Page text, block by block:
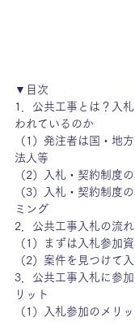
▼目次
1． 公共工事とは？入
われているのか
（1） 発注者は国・地
法人等
（2）
入札・契約制度
（3）
入札・契約制度
ミング
2． 公共工事入札の流れ
（1）
まずは入札参加
（2） 案件を見つけて
3． 公共工事入札に参
リット
（1）
入札参加のメリ